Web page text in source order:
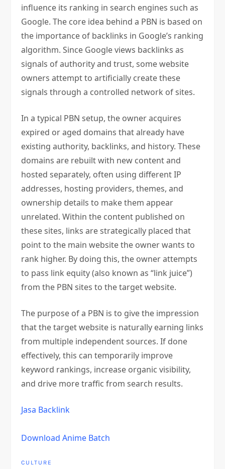
influence its ranking in search engines such as
Google. The core idea behind a PBN is based on
the importance of backlinks in Google’s ranking
algorithm. Since Google views backlinks as
signals of authority and trust, some website
owners attempt to artificially create these
signals through a controlled network of sites.
In a typical PBN setup, the owner acquires
expired or aged domains that already have
existing authority, backlinks, and history. These
domains are rebuilt with new content and
hosted separately, often using different IP
addresses, hosting providers, themes, and
ownership details to make them appear
unrelated. Within the content published on
these sites, links are strategically placed that
point to the main website the owner wants to
rank higher. By doing this, the owner attempts
to pass link equity (also known as “link juice”)
from the PBN sites to the target website.
The purpose of a PBN is to give the impression
that the target website is naturally earning links
from multiple independent sources. If done
effectively, this can temporarily improve
keyword rankings, increase organic visibility,
and drive more traffic from search results.
Jasa Backlink
Download Anime Batch
CULTURE